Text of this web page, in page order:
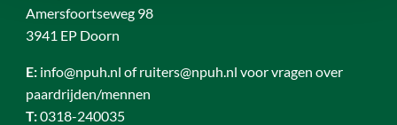
Amersfoortseweg 98
3941 EP Doorn
E:info@npuh.nl of ruiters@npuh.nl voor vragen over
paardrijden/mennen
T:0318-240035